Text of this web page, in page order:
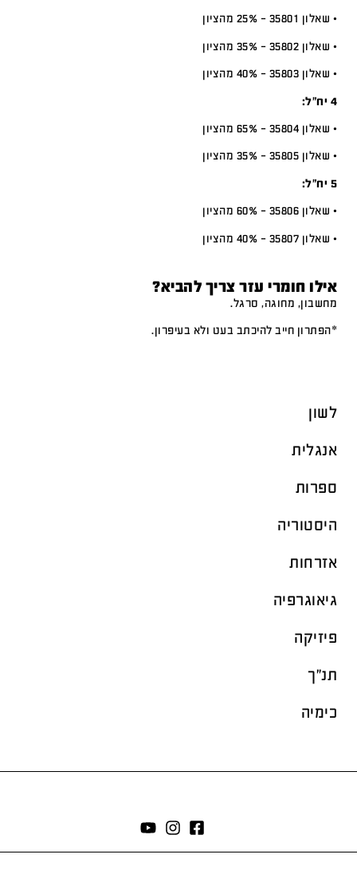
• שאלון 35801 – 25% מהציון
• שאלון 35802 – 35% מהציון
• שאלון 35803 – 40% מהציון
4 יח”ל:
• שאלון 35804 – 65% מהציון
• שאלון 35805 – 35% מהציון
5 יח”ל:
• שאלון 35806 – 60% מהציון
• שאלון 35807 – 40% מהציון
אילו חומרי עזר צריך להביא?
מחשבון, מחוגה, סרגל.
*הפתרון חייב להיכתב בעט ולא בעיפרון.
לשון
אנגלית
ספרות
היסטוריה
אזרחות
גיאוגרפיה
פיזיקה
תנ"ך
כימיה